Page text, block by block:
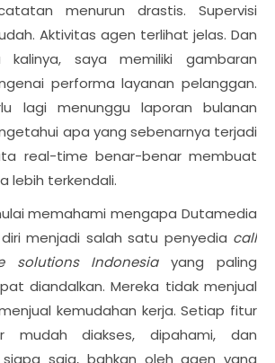
menurun drastis. Supervisi
Aktivitas agen terlihat jelas. Dan
kalinya, saya memiliki gambaran
performa layanan pelanggan.
lagi menunggu laporan bulanan
apa yang sebenarnya terjadi
real-time benar-benar membuat
lebih terkendali.
memahami mengapa Dutamedia
menjadi salah satu penyedia call
solutions Indonesiayang paling
diandalkan. Mereka tidak menjual
kemudahan kerja. Setiap fitur
mudah diakses, dipahami, dan
saja, bahkan oleh agen yang